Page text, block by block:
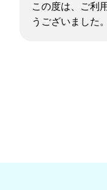
この度は、ご利
うございました。